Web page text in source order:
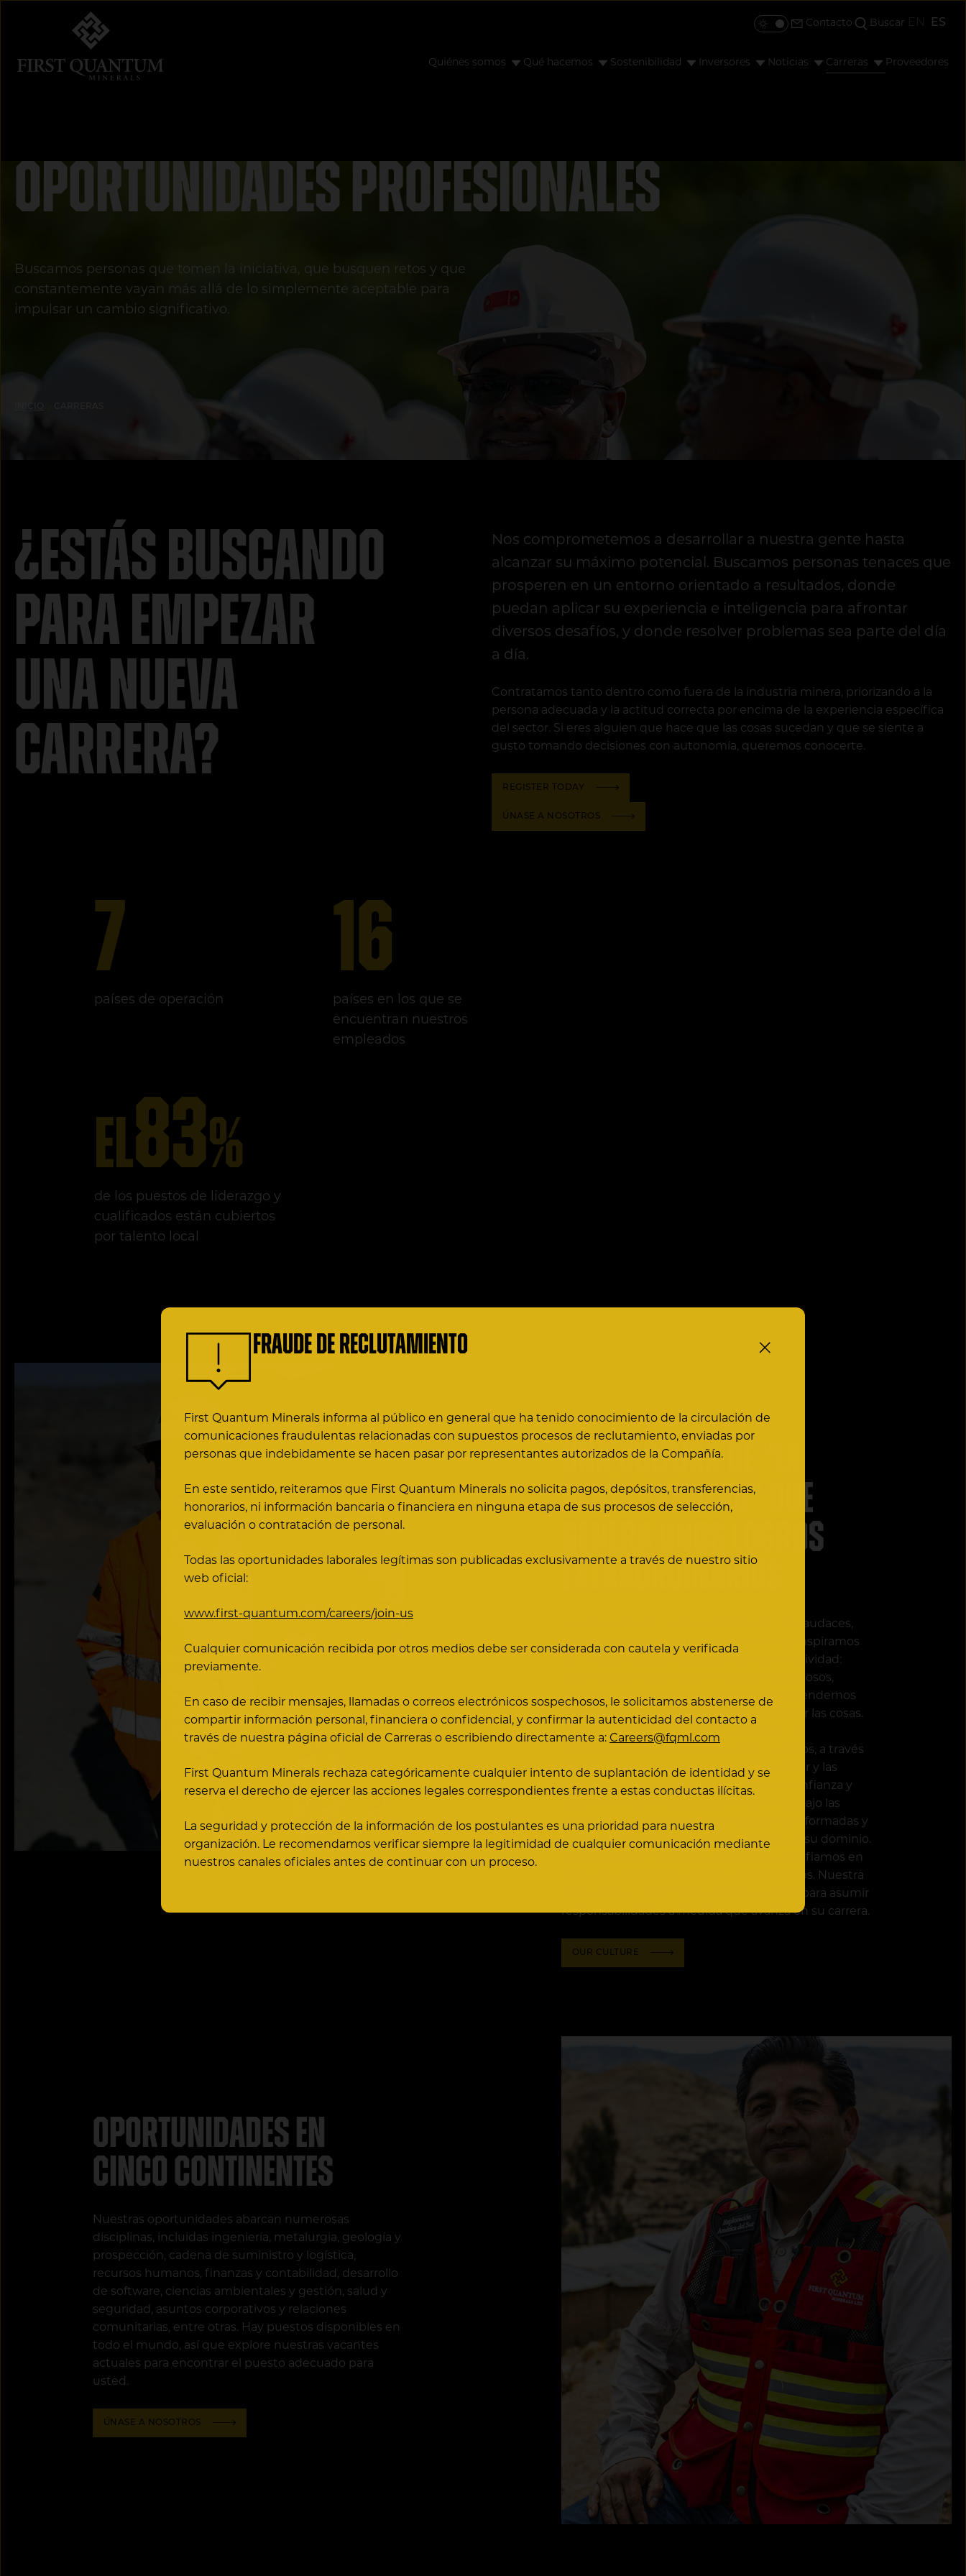
Quiénes somos Qué hacemos Sostenibilidad Inversores Noticias Carreras Proveedores
Toggle colour mode
Contacto Buscar ES
Oportunidades profesionales
Buscamos personas que tomen la iniciativa, que busquen retos y que
constantemente vayan más allá de lo simplemente aceptable para
impulsar un cambio significativo.
¿Estás buscando
para empezar
una nueva
carrera?
Nos comprometemos a desarrollar a nuestra gente hasta
alcanzar su máximo potencial. Buscamos personas tenaces que
prosperen en un entorno orientado a resultados, donde
puedan aplicar su experiencia e inteligencia para afrontar
diversos desafíos, y donde resolver problemas sea parte del día
a día.
Contratamos tanto dentro como fuera de la industria minera, priorizando a la
persona adecuada y la actitud correcta por encima de la experiencia específica
del sector. Si eres alguien que hace que las cosas sucedan y que se siente a
gusto tomando decisiones con autonomía, queremos conocerte.
REGISTER TODAY
ÚNASE A NOSOTROS
7
países de operación
16
países en los que se
encuentran nuestros
empleados
el83%
de los puestos de liderazgo y
cualificados están cubiertos
por talento local
Una cultura de “La
gente primero” que
genera unos logros
Nuestros valores fundamentales son: Más audaces,
más inteligentes, motivados, juntos. Nos inspiramos
en un espíritu de aventura, ingenio y creatividad:
soñamos con valentía. Siempre somos curiosos,
ponemos nuestras ideas en práctica y aprendemos
para encontrar una manera mejor de hacer las cosas.
Estamos motivados: tenemos el coraje y la
determinación para hacer las cosas. Y juntos, a través
del respeto mutuo, la escucha, el compartir y las
conversaciones honestas, construimos confianza y
logramos más. En nuestro entorno de trabajo las
personas son libres de tomar decisiones informadas y
se confía en que resolverán problemas en su dominio.
Contratamos y formamos a expertos y confiamos en
ellos para obtener resultados excepcionales. Nuestra
cultura ágil y “lean” ofrece oportunidades para asumir
responsabilidades a medida que avanza en su carrera.
OUR CULTURE
Oportunidades en
cinco continentes
Nuestras oportunidades abarcan numerosas
disciplinas, incluidas ingeniería, metalurgia, geología y
prospección, cadena de suministro y logística,
recursos humanos, finanzas y contabilidad, desarrollo
de software, ciencias ambientales y gestión, salud y
seguridad, asuntos corporativos y relaciones
comunitarias, entre otras. Hay puestos disponibles en
todo el mundo, así que explore nuestras vacantes
actuales para encontrar el puesto adecuado para
usted.
ÚNASE A NOSOTROS
Fraude de Reclutamiento
First Quantum Minerals informa al público en general que ha tenido conocimiento de la circulación de
comunicaciones fraudulentas relacionadas con supuestos procesos de reclutamiento, enviadas por
personas que indebidamente se hacen pasar por representantes autorizados de la Compañía.
En este sentido, reiteramos que First Quantum Minerals no solicita pagos, depósitos, transferencias,
honorarios, ni información bancaria o financiera en ninguna etapa de sus procesos de selección,
evaluación o contratación de personal.
Todas las oportunidades laborales legítimas son publicadas exclusivamente a través de nuestro sitio
web oficial:
www.first-quantum.com/careers/join-us
Cualquier comunicación recibida por otros medios debe ser considerada con cautela y verificada
previamente.
En caso de recibir mensajes, llamadas o correos electrónicos sospechosos, le solicitamos abstenerse de
compartir información personal, financiera o confidencial, y confirmar la autenticidad del contacto a
través de nuestra página oficial de Carreras o escribiendo directamente a: Careers@fqml.com
First Quantum Minerals rechaza categóricamente cualquier intento de suplantación de identidad y se
reserva el derecho de ejercer las acciones legales correspondientes frente a estas conductas ilícitas.
La seguridad y protección de la información de los postulantes es una prioridad para nuestra
organización. Le recomendamos verificar siempre la legitimidad de cualquier comunicación mediante
nuestros canales oficiales antes de continuar con un proceso.